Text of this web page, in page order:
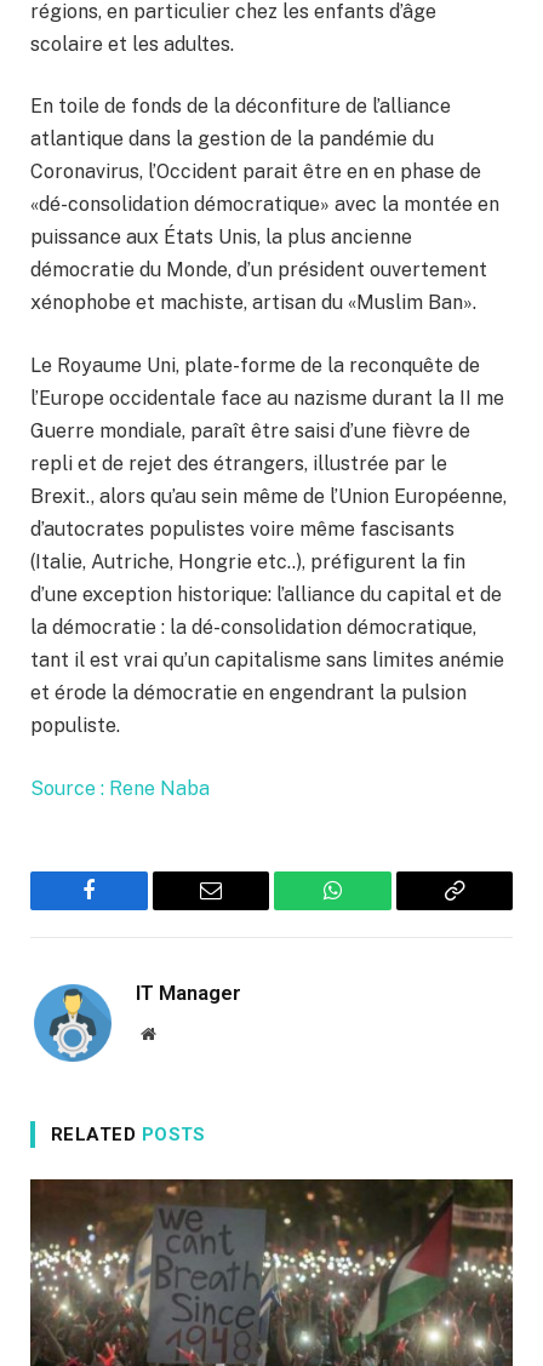
régions, en particulier chez les enfants d’âge
scolaire et les adultes.
En toile de fonds de la déconfiture de l’alliance
atlantique dans la gestion de la pandémie du
Coronavirus, l’Occident parait être en en phase de
«dé-consolidation démocratique» avec la montée en
puissance aux États Unis, la plus ancienne
démocratie du Monde, d’un président ouvertement
xénophobe et machiste, artisan du «Muslim Ban».
Le Royaume Uni, plate-forme de la reconquête de
l’Europe occidentale face au nazisme durant la II me
Guerre mondiale, paraît être saisi d’une fièvre de
repli et de rejet des étrangers, illustrée par le
Brexit., alors qu’au sein même de l’Union Européenne,
d’autocrates populistes voire même fascisants
(Italie, Autriche, Hongrie etc..), préfigurent la fin
d’une exception historique: l’alliance du capital et de
la démocratie : la dé-consolidation démocratique,
tant il est vrai qu’un capitalisme sans limites anémie
et érode la démocratie en engendrant la pulsion
populiste.
Source : Rene Naba
Facebook Email WhatsApp
Copy
IT Manager
Website
RELATED POSTS